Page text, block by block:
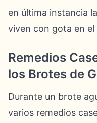
en última instancia
viven con gota en el
Remedios
los Brotes de
Durante un brote
varios remedios